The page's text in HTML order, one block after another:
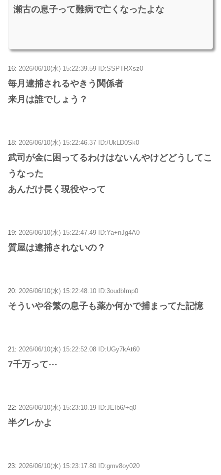
瀬古の息子って難病で亡くなったよな
16: 2026/06/10(水) 15:22:39.59 ID:SSPTRXsz0
毎月逮捕されるやきう関係者
来月は誰でしょう？
18: 2026/06/10(水) 15:22:46.37 ID:/UkLD0Sk0
武司が金に困ってるわけはないんやけどどうしてこ
うなった
あんだけ長く現役やって
19: 2026/06/10(水) 15:22:47.49 ID:Ya+nJg4A0
質屋は逮捕されないの？
20: 2026/06/10(水) 15:22:48.10 ID:3oudbImp0
そういや谷繁の息子も薬か何かで捕まってた記憶
21: 2026/06/10(水) 15:22:52.08 ID:UGy7kAt60
7千万って⋯
22: 2026/06/10(水) 15:23:10.19 ID:JEIb6/+q0
半グレかよ
23: 2026/06/10(水) 15:23:17.80 ID:gmv8oy020